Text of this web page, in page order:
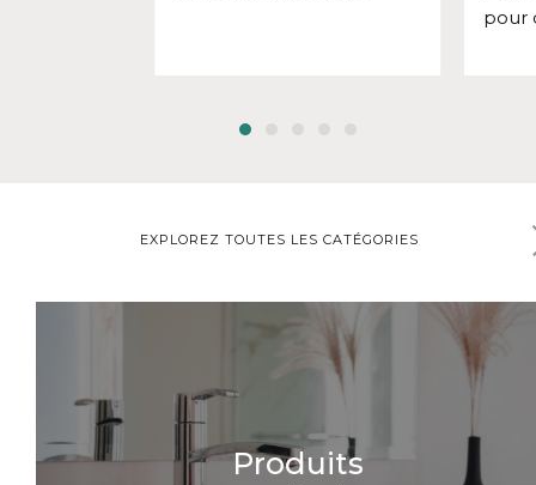
pour
EXPLOREZ TOUTES LES CATÉGORIES
Produits